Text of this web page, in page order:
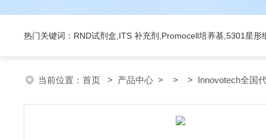
热门关键词：RND试剂盒,ITS 补充剂,Promocell培养基,5301星形
当前位置： 首页 > 产品中心 > > > Innovotech全国